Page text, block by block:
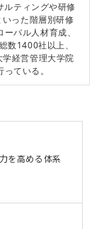
ルティングや研修
った階層別研修
バル人材育成、
数1400社以上、
経営管理大学院
ている。
を高める体系